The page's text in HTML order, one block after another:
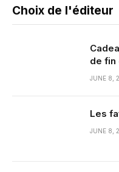
Choix de l'éditeur
de fin
JUNE 8,
Les
JUNE 8,